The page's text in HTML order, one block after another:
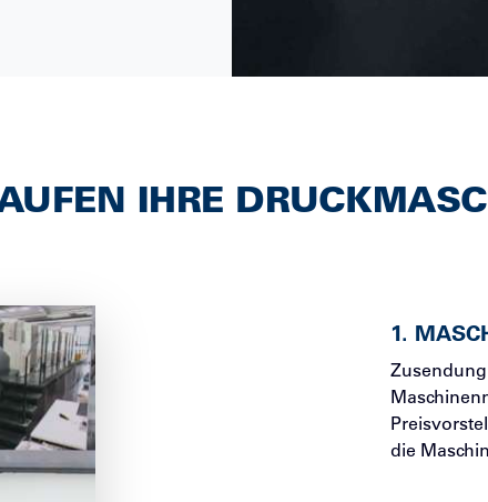
IHRE
1.
Zusendung
die